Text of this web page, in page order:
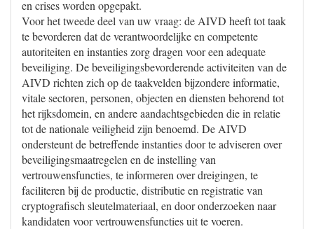
en crises worden opgepakt.
Voor het tweede deel van uw vraag: de AIVD heeft tot taak
te bevorderen dat de verantwoordelijke en competente
autoriteiten en instanties zorg dragen voor een adequate
beveiliging. De beveiligingsbevorderende activiteiten van de
AIVD richten zich op de taakvelden bijzondere informatie,
vitale sectoren, personen, objecten en diensten behorend tot
het rijksdomein, en andere aandachtsgebieden die in relatie
tot de nationale veiligheid zijn benoemd. De AIVD
ondersteunt de betreffende instanties door te adviseren over
beveiligingsmaatregelen en de instelling van
vertrouwensfuncties, te informeren over dreigingen, te
faciliteren bij de productie, distributie en registratie van
cryptografisch sleutelmateriaal, en door onderzoeken naar
kandidaten voor vertrouwensfuncties uit te voeren.